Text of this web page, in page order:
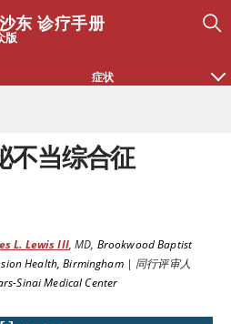
东 诊疗手册
版
症状
不当综合征
L. Lewis III,MD, Brookwood Baptist
Health, Birmingham| 同行评审人
Sinai Medical Center